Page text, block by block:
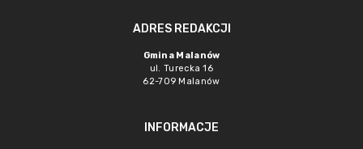
ADRES REDAKCJI
Gmina Malanów
ul. Turecka 16
62-709 Malanów
INFORMACJE